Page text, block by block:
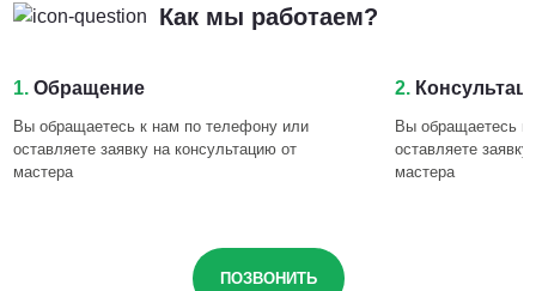
Как мы работаем?
1. Обращение
Вы обращаетесь к нам по телефону или
оставляете заявку на консультацию от
мастера
2.
Вы обращаетесь
оставляете
мастера
ПОЗВОНИТЬ